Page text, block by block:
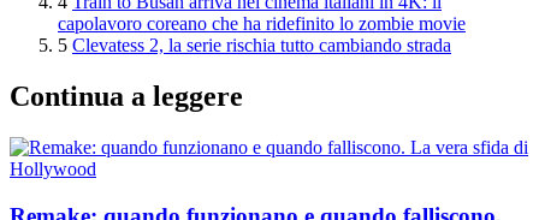
capolavoro coreano che ha ridefinito lo zombie movie
5 Clevatess 2, la serie rischia tutto cambiando strada
Continua a leggere